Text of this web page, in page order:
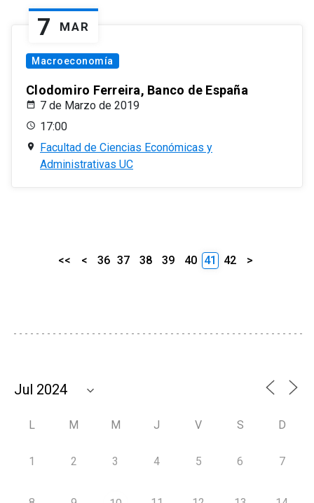
7 MAR
Macroeconomía
Clodomiro Ferreira, Banco de España
7 de Marzo de 2019
17:00
Facultad de Ciencias Económicas y
Administrativas UC
<< < 36 37 38 39 40 41 42 >
L M M J V S D
1 2 3 4 5 6 7